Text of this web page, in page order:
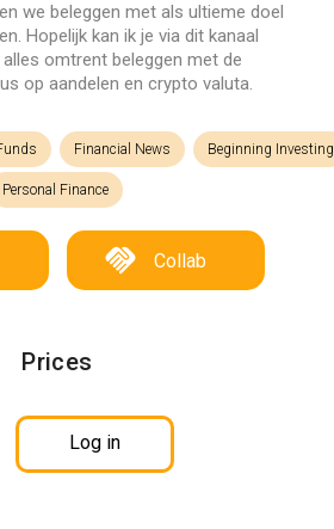
we beleggen met als ultieme doel
Hopelijk kan ik je via dit kanaal
omtrent beleggen met de
op aandelen en crypto valuta.
Financial News Beginning Investing
Personal Finance
Collab
Prices
Log in